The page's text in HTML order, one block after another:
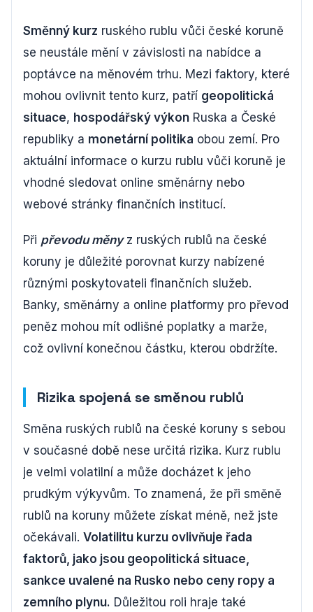
Směnný kurz ruského rublu vůči české koruně
se neustále mění v závislosti na nabídce a
poptávce na měnovém trhu. Mezi faktory, které
mohou ovlivnit tento kurz, patří geopolitická
situace, hospodářský výkon Ruska a České
republiky a monetární politika obou zemí. Pro
aktuální informace o kurzu rublu vůči koruně je
vhodné sledovat online směnárny nebo
webové stránky finančních institucí.
Při převodu měnyz ruských rublů na české
koruny je důležité porovnat kurzy nabízené
různými poskytovateli finančních služeb.
Banky, směnárny a online platformy pro převod
peněz mohou mít odlišné poplatky a marže,
což ovlivní konečnou částku, kterou obdržíte.
Rizika spojená se směnou rublů
Směna ruských rublů na české koruny s sebou
v současné době nese určitá rizika. Kurz rublu
je velmi volatilní a může docházet k jeho
prudkým výkyvům. To znamená, že při směně
rublů na koruny můžete získat méně, než jste
očekávali. Volatilitu kurzu ovlivňuje řada
faktorů, jako jsou geopolitická situace,
sankce uvalené na Rusko nebo ceny ropy a
zemního plynu. Důležitou roli hraje také